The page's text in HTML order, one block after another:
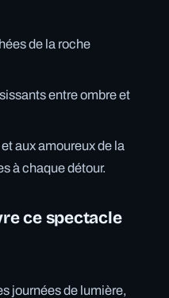
de la roche
entre ombre et
aux amoureux de la
à chaque détour.
ce spectacle
journées de lumière,